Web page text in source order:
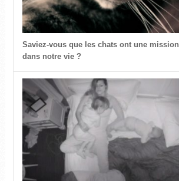
Saviez-vous que les chats ont une mission
dans notre vie ?